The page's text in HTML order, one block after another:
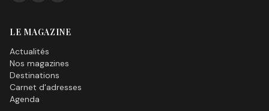
LE MAGAZINE
Actualités
Nos magazines
Destinations
Carnet d'adresses
Agenda